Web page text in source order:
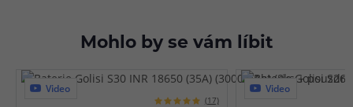
Mohlo by se vám líbit
Video
(17)
Video